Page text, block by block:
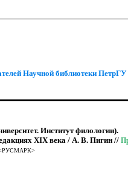
Научной библиотеки
Институт филологии).
XIX века / А. В. Пигин //